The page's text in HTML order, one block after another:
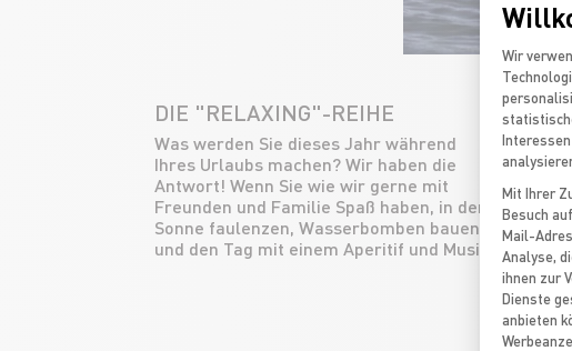
DIE "RELAXING"-REIHE
Was werden Sie dieses Jahr während
Ihres Urlaubs machen? Wir haben die
Antwort! Wenn Sie wie wir gerne mit
Freunden und Familie Spaß haben, in der
Sonne faulenzen, Wasserbomben bauen
und den Tag mit einem Aperitif und Musik
ausklingen lassen wollen, dann wählen
Sie den Medline! Unsere “Bestseller”-
Serie wird Ihnen magische Momente auf
dem Wasser bescheren und Ihre
Wir
Mit Ihrer
Besuch
Mail-
Analyse,
ihnen zur
Dienste
anbieten